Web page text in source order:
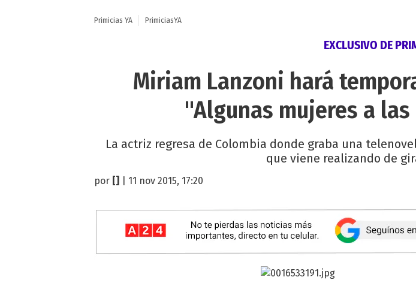
Primicias YA PrimiciasYA
EXCLUSIVO DE
Miriam Lanzoni hará
"Algunas mujeres a
La actriz regresa de Colombia donde graba una
que viene realizando de
por | 11 nov 2015, 17:20